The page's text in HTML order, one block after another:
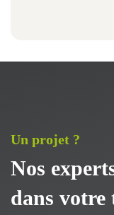
Un projet ?
Nos
dans